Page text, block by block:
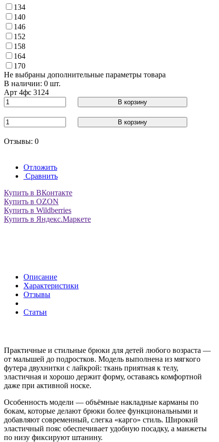
134
140
146
152
158
164
170
Не выбраны дополнительные параметры товара
В наличии: 0 шт.
Арт 4фс 3124
В корзину
В корзину
Отзывы: 0
Отложить
Сравнить
Купить в ВКонтакте
Купить в OZON
Купить в Wildberries
Купить в Яндекс.Маркете
Описание
Характеристики
Отзывы
Статьи
Практичные и стильные брюки для детей любого возраста —
от малышей до подростков. Модель выполнена из мягкого
футера двухнитки с лайкрой: ткань приятная к телу,
эластичная и хорошо держит форму, оставаясь комфортной
даже при активной носке.
Особенность модели — объёмные накладные карманы по
бокам, которые делают брюки более функциональными и
добавляют современный, слегка «карго» стиль. Широкий
эластичный пояс обеспечивает удобную посадку, а манжеты
по низу фиксируют штанину.